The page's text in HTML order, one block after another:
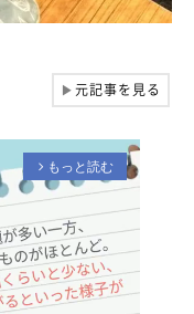
▶元記事を見る
arrow_forward_ios もっと読む